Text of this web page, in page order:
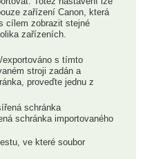
zařízení Canon, která
cílem zobrazit stejné
zařízeních.
exportováno s tímto
stroji zadán a
proveďte jednu z
schránka
schránka importovaného
ve které soubor